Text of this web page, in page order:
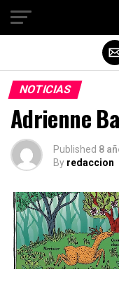
NOTICIAS
Adrienne
Published 8
By redaccion